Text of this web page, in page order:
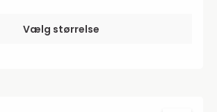
Vælg størrelse